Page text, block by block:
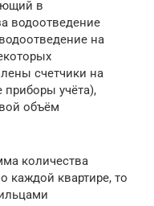
в
водоотведение
на
счетчики на
учёта),
объём
количества
каждой квартире, то